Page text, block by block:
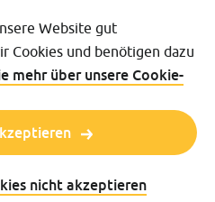
Website gut
Cookies und benötigen dazu
mehr über unsere Cookie-
nicht akzeptieren